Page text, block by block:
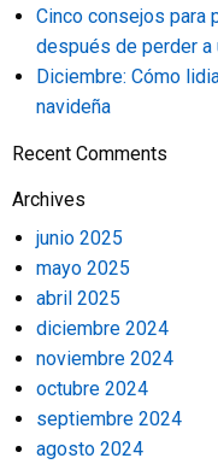
Cinco consejos para
después de perder a
Diciembre: Cómo
navideña
Recent Comments
Archives
junio 2025
mayo 2025
abril 2025
diciembre 2024
noviembre 2024
octubre 2024
septiembre 2024
agosto 2024